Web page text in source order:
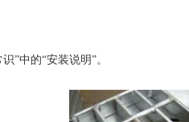
”中的“安装说明”。